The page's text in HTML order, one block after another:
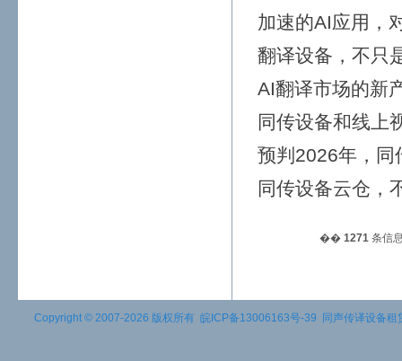
加速的AI应用，
翻译设备，不只
AI翻译市场的新
同传设备和线上
预判2026年，同
同传设备云仓，
�� 1271 条信
Copyright © 2007-2026 版权所有 皖ICP备13006163号-39 同声传译设备租